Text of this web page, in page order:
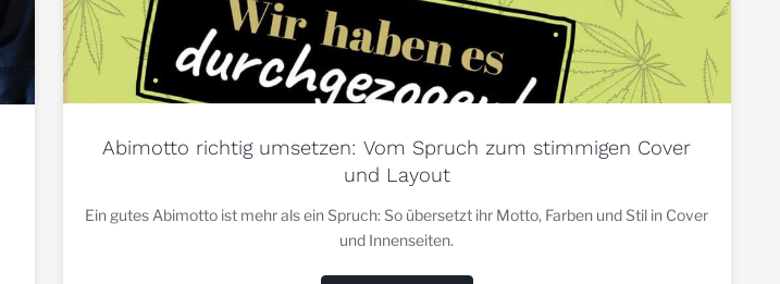
Abimotto richtig umsetzen: Vom Spruch zum stimmigen Cover
und Layout
Ein gutes Abimotto ist mehr als ein Spruch: So übersetzt ihr Motto, Farben und Stil in Cover
und Innenseiten.